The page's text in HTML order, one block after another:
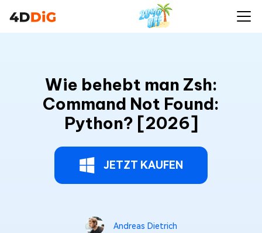
Wie behebt man Zsh:
Command Not Found:
Python? [2026]
JETZT KAUFEN
Andreas Dietrich